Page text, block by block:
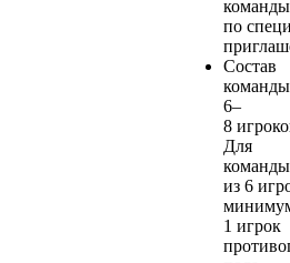
команды
по
Состав
6–
8
Для
команды
из 6
1 игрок